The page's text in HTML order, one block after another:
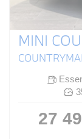
MINI
27